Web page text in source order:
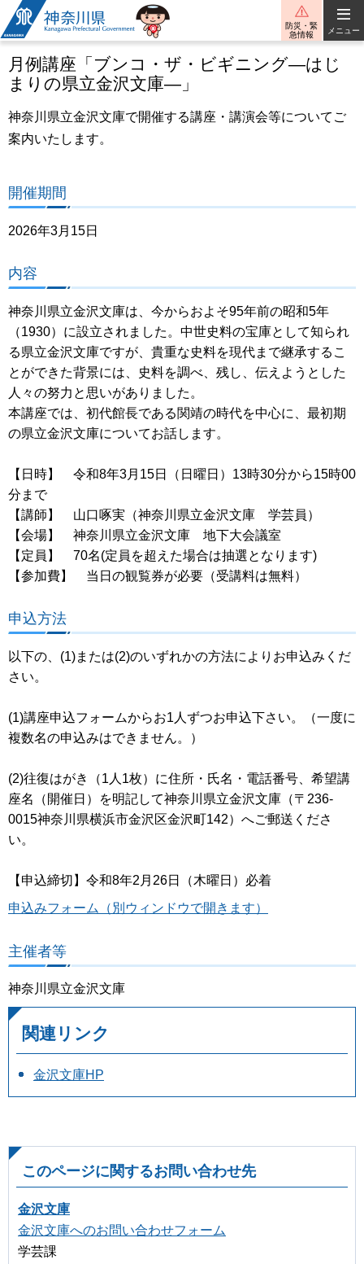
神奈川県
防災・緊
急情報
メニュー
月例講座「ブンコ・ザ・ビギニング―はじ
まりの県立金沢文庫―」
神奈川県立金沢文庫で開催する講座・講演会等についてご
案内いたします。
開催期間
2026年3月15日
内容
神奈川県立金沢文庫は、今からおよそ95年前の昭和5年
（1930）に設立されました。中世史料の宝庫として知られ
る県立金沢文庫ですが、貴重な史料を現代まで継承するこ
とができた背景には、史料を調べ、残し、伝えようとした
人々の努力と思いがありました。
本講座では、初代館長である関靖の時代を中心に、最初期
の県立金沢文庫についてお話します。
【日時】 令和8年3月15日（日曜日）13時30分から15時00
分まで
【講師】 山口啄実（神奈川県立金沢文庫 学芸員）
【会場】 神奈川県立金沢文庫 地下大会議室
【定員】 70名(定員を超えた場合は抽選となります)
【参加費】 当日の観覧券が必要（受講料は無料）
申込方法
以下の、(1)または(2)のいずれかの方法によりお申込みくだ
さい。
(1)講座申込フォームからお1人ずつお申込下さい。（一度に
複数名の申込みはできません。）
(2)往復はがき（1人1枚）に住所・氏名・電話番号、希望講
座名（開催日）を明記して神奈川県立金沢文庫（〒236-
0015神奈川県横浜市金沢区金沢町142）へご郵送くださ
い。
【申込締切】令和8年2月26日（木曜日）必着
申込みフォーム（別ウィンドウで開きます）
主催者等
神奈川県立金沢文庫
関連リンク
金沢文庫HP
このページに関するお問い合わせ先
金沢文庫
金沢文庫へのお問い合わせフォーム
学芸課